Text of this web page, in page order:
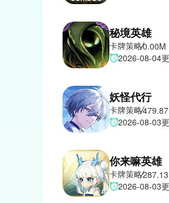
秘境英雄
卡牌策略0.00M
2026-08-04
妖怪代行
卡牌策略
2026-08-03
你来嘛英雄
卡牌策略
2026-08-03